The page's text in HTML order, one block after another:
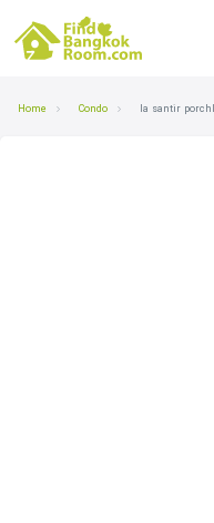
Home Condo la santir